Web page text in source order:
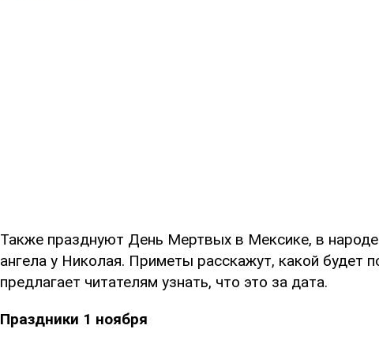
Также празднуют День Мертвых в Мексике, в
ангела у Николая. Приметы расскажут, какой будет
предлагает читателям узнать, что это за дата.
Праздники 1 ноября